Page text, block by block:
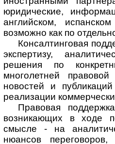
юридические,
английском,
возможно как по
Консалтинговая
экспертизу,
решения по
многолетней
новостей и
реализации
Правовая
возникающих в ходе
смысле - на
нюансов